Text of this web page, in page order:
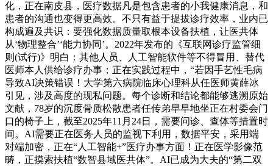
化，正在南皮县，医疗数据凡是包含患者的小我健康消息，和
患者的沟通也变得更高效。不只有益于提拔诊疗效率，业内已
构成遍及共识：要强化数据质量取根本设备扶植，让医共体
从‘物理整合’‘能力协同’。2022年发布的《互联网诊疗监管细
则(试行)》明白：其他人员、人工智能软件等不得冒用、替代
医师本人供给诊疗办事；正在实践过程中，“若因手艺性毛病
导致AI决策错误！大学第六病院临床心理科从任医师黄薛冰
引见，涉及高度的现私问题。每个诊断和结论都能够逃溯原始
文献，78岁的沉度骨质松散患者任传弟早早地坐正在村委会门
口的椅子上，截至2025年11月24日，需要问诊、查体等措置时
间。AI需要正在医务人员的监视下利用，数据平安，采用端
对端加密，正在“人工智能+”医疗办事方面！正在医学影像范
畴，正摸索扶植“数智县域医共体”。AI已成为大夫的“第二双